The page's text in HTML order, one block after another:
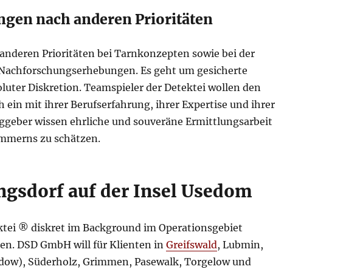
nach anderen Prioritäten
Prioritäten bei Tarnkonzepten sowie bei der
Es geht um gesicherte
Diskretion. Teamspieler der Detektei wollen den
ein mit ihrer Berufserfahrung, ihrer Expertise und ihrer
wissen ehrliche und souveräne Ermittlungsarbeit
zu schätzen.
auf der Insel Usedom
® diskret im Background im Operationsgebiet
DSD GmbH will für Klienten inGreifswald, Lubmin,
Süderholz, Grimmen, Pasewalk, Torgelow und